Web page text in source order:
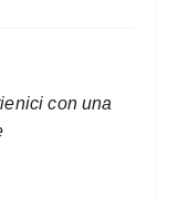
con una